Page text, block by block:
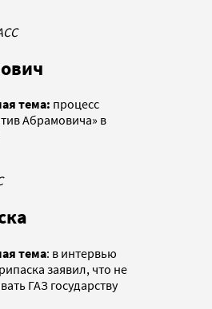
тема: процесс
Абрамовича» в
тема: в интервью
заявил, что не
ГАЗ государству